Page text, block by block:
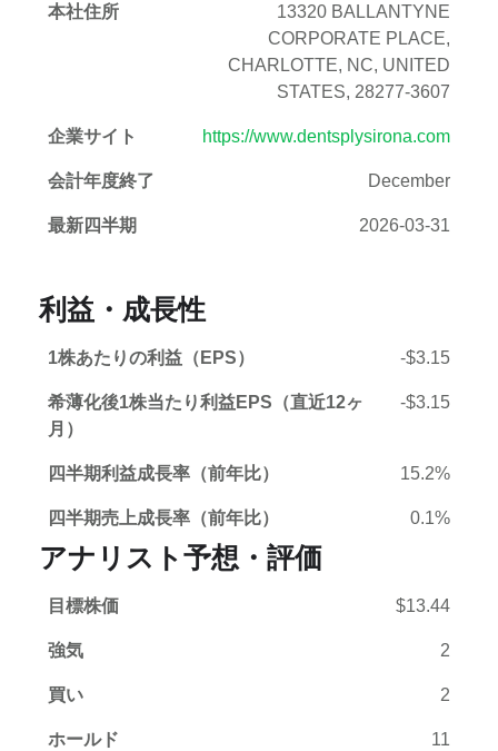
本社住所
13320 BALLANTYNE
CORPORATE PLACE,
CHARLOTTE, NC, UNITED
STATES, 28277-3607
企業サイト https://www.dentsplysirona.com
会計年度終了 December
最新四半期 2026-03-31
利益・成長性
1株あたりの利益（EPS） -$3.15
希薄化後1株当たり利益EPS（直近12ヶ
月）
-$3.15
四半期利益成長率（前年比） 15.2%
四半期売上成長率（前年比） 0.1%
アナリスト予想・評価
目標株価 $13.44
強気 2
買い 2
ホールド 11